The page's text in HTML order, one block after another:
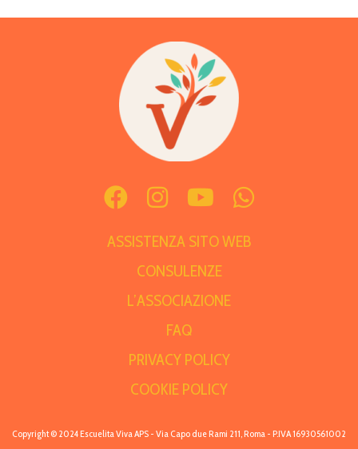
ASSISTENZA SITO WEB
CONSULENZE
L’ASSOCIAZIONE
FAQ
PRIVACY POLICY
COOKIE POLICY
Copyright © 2024 Escuelita Viva APS - Via Capo due Rami 211, Roma - P.IVA 16930561002